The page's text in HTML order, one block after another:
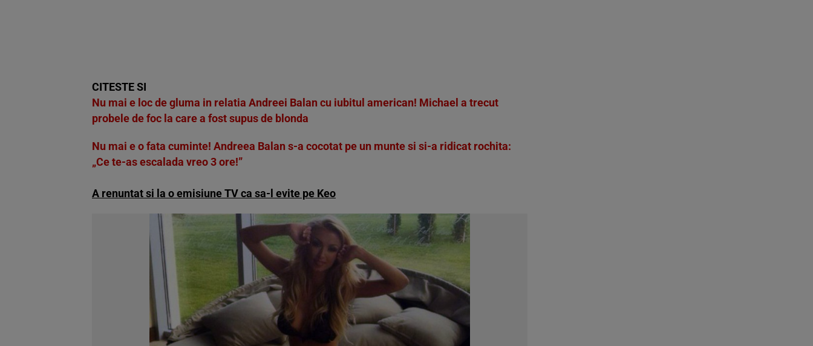
CITESTE SI
Nu mai e loc de gluma in relatia Andreei Balan cu iubitul american! Michael a trecut
probele de foc la care a fost supus de blonda
Nu mai e o fata cuminte! Andreea Balan s-a cocotat pe un munte si si-a ridicat rochita:
„Ce te-as escalada vreo 3 ore!”
A renuntat si la o emisiune TV ca sa-l evite pe Keo